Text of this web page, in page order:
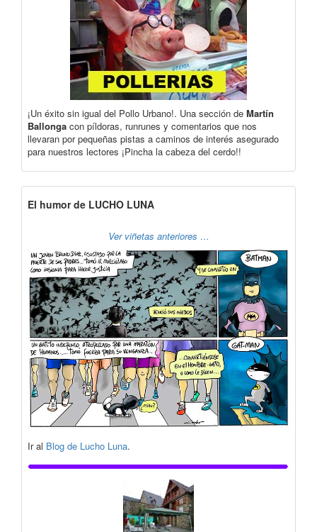
¡Un éxito sin igual del Pollo Urbano!. Una sección de Martín
Ballonga con píldoras, runrunes y comentarios que nos
llevaran por pequeñas pistas a caminos de interés asegurado
para nuestros lectores ¡Pincha la cabeza del cerdo!!
El humor de LUCHO LUNA
Ver viñetas anteriores …
Ir al Blog de Lucho Luna.